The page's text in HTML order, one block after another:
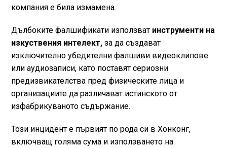
компания е била измамена.
Дълбоките фалшификати използват инструменти на
изкуствения интелект,за да създават
изключително убедителни фалшиви видеоклипове
или аудиозаписи, като поставят сериозни
предизвикателства пред физическите лица и
организациите да различават истинското от
изфабрикуваното съдържание.
Този инцидент е първият по рода си в Хонконг,
включващ голяма сума и използването на